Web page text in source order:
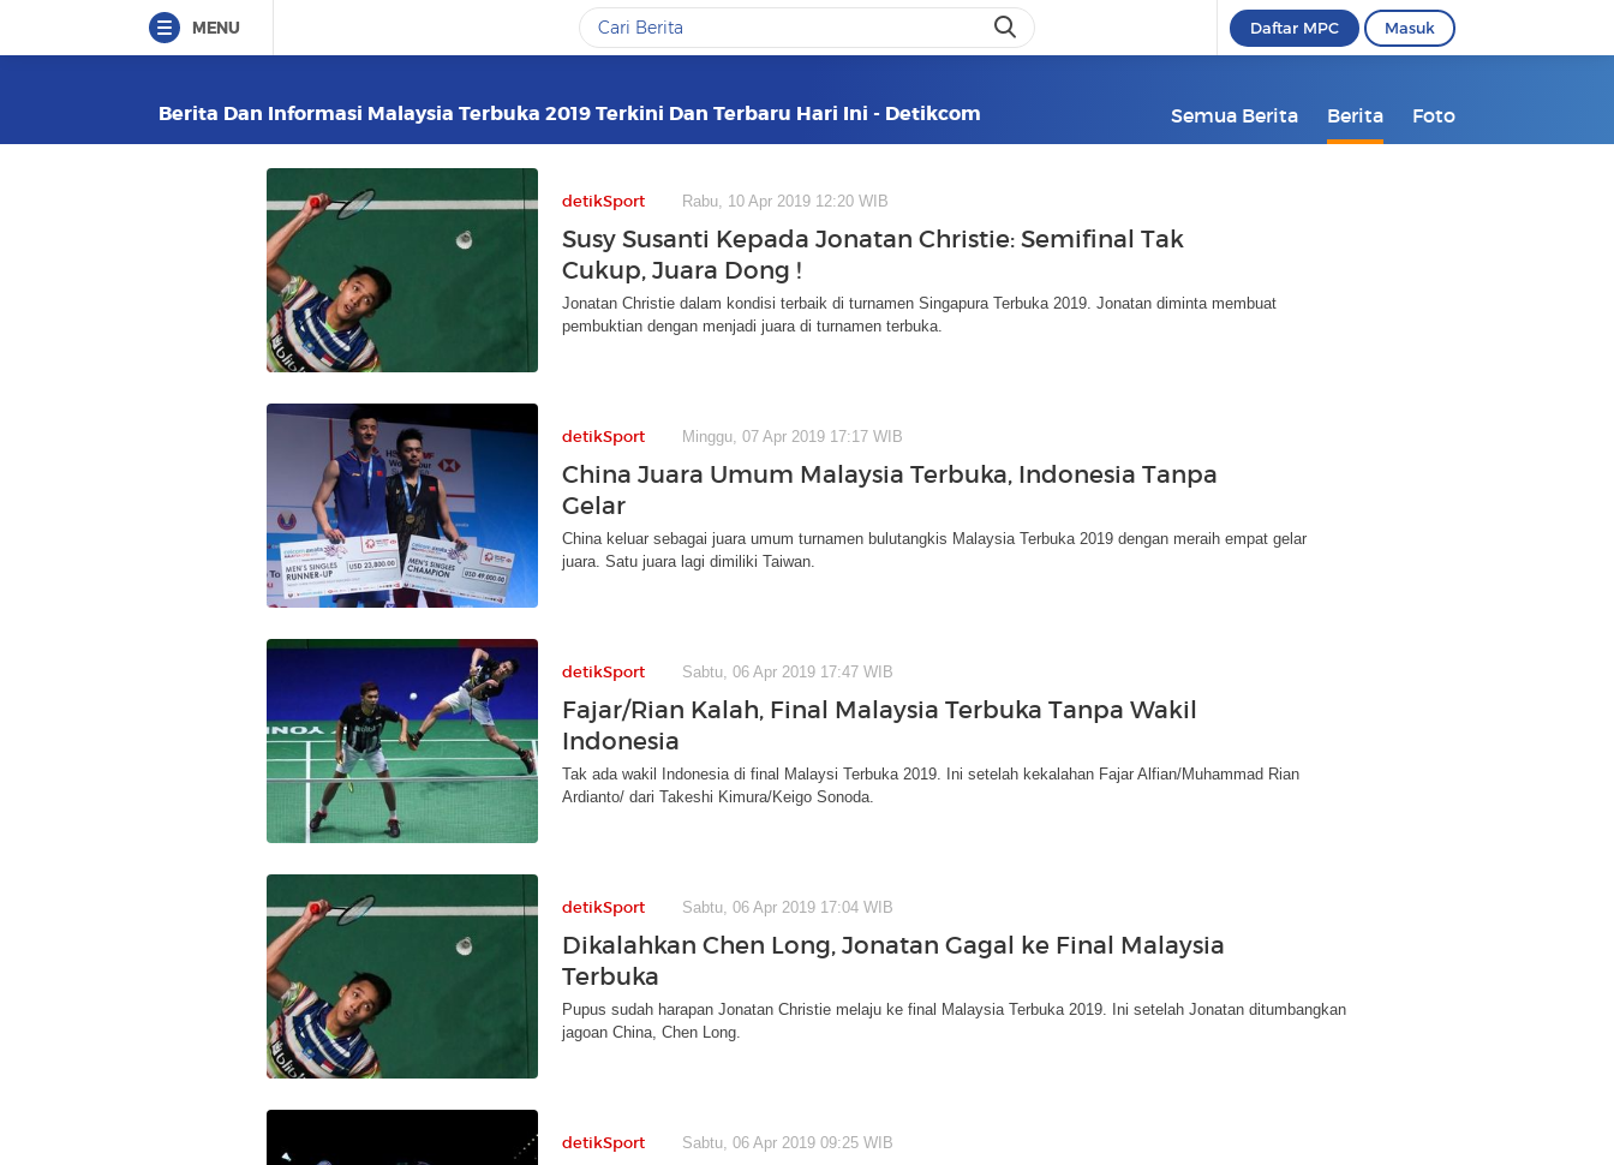
MENU Daftar MPC Masuk
Berita Dan Informasi Malaysia Terbuka 2019 Terkini Dan Terbaru Hari Ini - Detikcom Semua Berita Berita Foto
detikSport Rabu, 10 Apr 2019 12:20 WIB
Susy Susanti Kepada Jonatan Christie: Semifinal Tak
Cukup, Juara Dong !
Jonatan Christie dalam kondisi terbaik di turnamen Singapura Terbuka 2019. Jonatan diminta membuat
pembuktian dengan menjadi juara di turnamen terbuka.
detikSport Minggu, 07 Apr 2019 17:17 WIB
China Juara Umum Malaysia Terbuka, Indonesia Tanpa
Gelar
China keluar sebagai juara umum turnamen bulutangkis Malaysia Terbuka 2019 dengan meraih empat gelar
juara. Satu juara lagi dimiliki Taiwan.
detikSport Sabtu, 06 Apr 2019 17:47 WIB
Fajar/Rian Kalah, Final Malaysia Terbuka Tanpa Wakil
Indonesia
Tak ada wakil Indonesia di final Malaysi Terbuka 2019. Ini setelah kekalahan Fajar Alfian/Muhammad Rian
Ardianto/ dari Takeshi Kimura/Keigo Sonoda.
detikSport Sabtu, 06 Apr 2019 17:04 WIB
Dikalahkan Chen Long, Jonatan Gagal ke Final Malaysia
Terbuka
Pupus sudah harapan Jonatan Christie melaju ke final Malaysia Terbuka 2019. Ini setelah Jonatan ditumbangkan
jagoan China, Chen Long.
detikSport Sabtu, 06 Apr 2019 09:25 WIB